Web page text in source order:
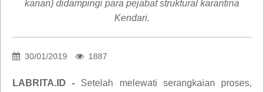
kanan) didampingi para pejabat struktural karantina
Kendari.
30/01/2019 1887
LABRITA.ID - Setelah melewati serangkaian proses,